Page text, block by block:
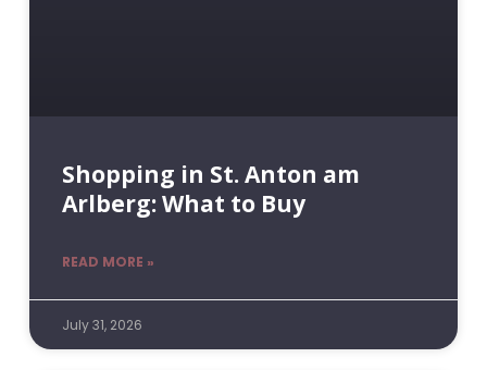
Shopping in St. Anton am
Arlberg: What to Buy
READ MORE »
July 31, 2026